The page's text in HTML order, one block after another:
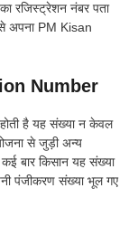
रजिस्ट्रेशन नंबर पता
अपना PM Kisan
Number
है यह संख्या न केवल
से जुड़ी अन्य
बार किसान यह संख्या
पंजीकरण संख्या भूल गए